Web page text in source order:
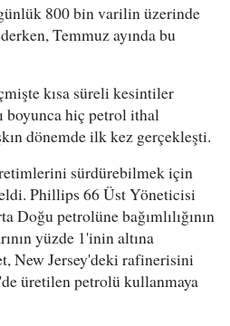
800 bin varilin üzerinde
Temmuz ayında bu
kısa süreli kesintiler
boyunca hiç petrol ithal
dönemde ilk kez gerçekleşti.
sürdürebilmek için
Phillips 66 Üst Yöneticisi
Doğu petrolüne bağımlılığının
yüzde 1'inin altına
New Jersey'deki rafinerisini
üretilen petrolü kullanmaya